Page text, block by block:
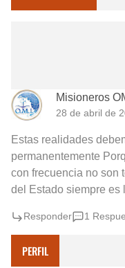
Misioneros
28 de abril de
Estas realidades
permanentemente
con frecuencia no son
del Estado siempre es
Responder 1
PERFIL